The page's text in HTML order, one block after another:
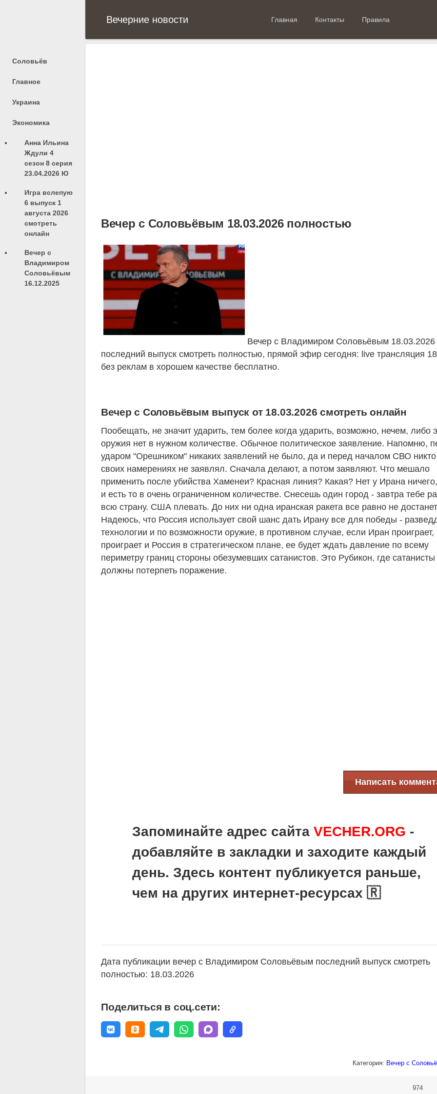
Вечерние новости Главная Контакты Правила
Соловьёв
Главное
Украина
Экономика
Анна Ильина
Ждули 4
сезон 8 серия
23.04.2026 Ю
Игра вслепую
6 выпуск 1
августа 2026
смотреть
онлайн
Вечер с
Владимиром
Соловьёвым
16.12.2025
Вечер с Соловьёвым 18.03.2026 полностью
Вечер с Владимиром Соловьёвым 18.03.2026
последний выпуск смотреть полностью, прямой эфир сегодня: live трансляция
без реклам в хорошем качестве бесплатно.
Вечер с Соловьёвым выпуск от 18.03.2026 смотреть онлайн
Пообещать, не значит ударить, тем более когда ударить, возможно, нечем, либо
оружия нет в нужном количестве. Обычное политическое заявление. Напомню,
ударом "Орешником" никаких заявлений не было, да и перед началом СВО
своих намерениях не заявлял. Сначала делают, а потом заявляют. Что мешало
применить после убийства Хаменеи? Красная линия? Какая? Нет у Ирана
и есть то в очень ограниченном количестве. Снесешь один город - завтра тебе
всю страну. США плевать. До них ни одна иранская ракета все равно не
Надеюсь, что Россия использует свой шанс дать Ирану все для победы -
технологии и по возможности оружие, в противном случае, если Иран проиграет,
проиграет и Россия в стратегическом плане, ее будет ждать давление по всему
периметру границ стороны обезумевших сатанистов. Это Рубикон, где сатанисты
должны потерпеть поражение.
Написать
Запоминайте адрес сайтаVECHER.ORG -
добавляйте в закладки и заходите каждый
день. Здесь контент публикуется раньше,
чем на других интернет-ресурсах 🇷
Дата публикации вечер с Владимиром Соловьёвым последний выпуск смотреть
полностью: 18.03.2026
Поделиться в соц.сети:
Категория: Вечер с
974